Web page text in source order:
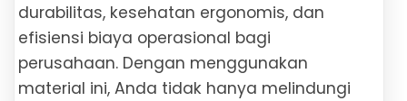
durabilitas, kesehatan ergonomis, dan
efisiensi biaya operasional bagi
perusahaan. Dengan menggunakan
material ini, Anda tidak hanya melindungi